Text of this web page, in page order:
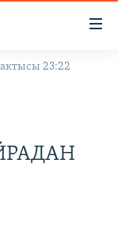
23:22